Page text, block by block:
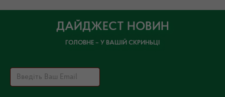
ДАЙДЖЕСТ НОВИН
ГОЛОВНЕ – У ВАШІЙ СКРИНЬЦІ